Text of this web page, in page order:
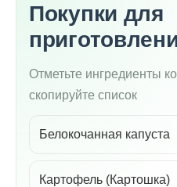
Покупки для
Отметьте ингредиенты
скопируйте список
Белокочанная капуста
Картофель (Картошка)